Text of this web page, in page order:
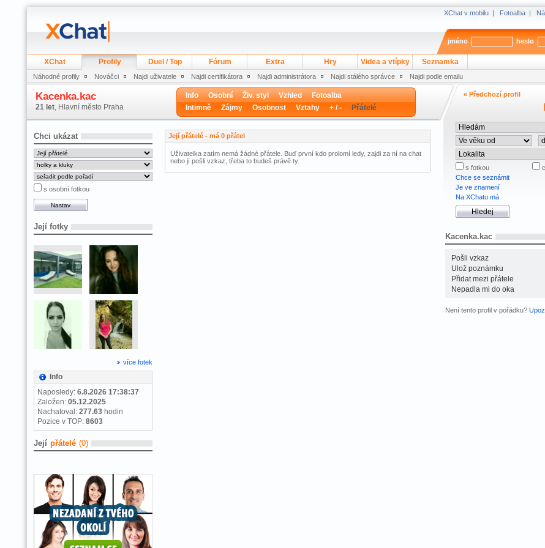
XChat v mobilu | Fotoalba |
jméno heslo
XChat Profily Duel / Top Fórum Extra Hry Videa a vtípky Seznamka
Náhodné profily Nováčci Najdi uživatele Najdi certifikátora Najdi administrátora Najdi stálého správce Najdi podle emailu
Kacenka.kac
21 let, Hlavní město Praha
Info Osobní Živ. styl Vzhled
Fotoalba
Intimně
Zájmy Osobnost Vztahy + / - Přátelé
« Předchozí profil
Chci ukázat
s osobní fotkou
Její fotky
více fotek
Info
Naposledy: 6.8.2026 17:38:37
Založen: 05.12.2025
Nachatoval: 277.63 hodin
Pozice v TOP: 8603
Její přátelé (0)
Její přátelé - má 0 přátel
Uživatelka zatím nemá žádné přátele. Buď první kdo prolomí ledy, zajdi za ní na chat
nebo jí pošli vzkaz, třeba to budeš právě ty.
s fotkou
Chce se seznámit
Je ve znamení
Na XChatu má
Kacenka.kac
Pošli vzkaz
Ulož poznámku
Přidat mezi přátele
Nepadla mi do oka
Není tento profil v pořádku?